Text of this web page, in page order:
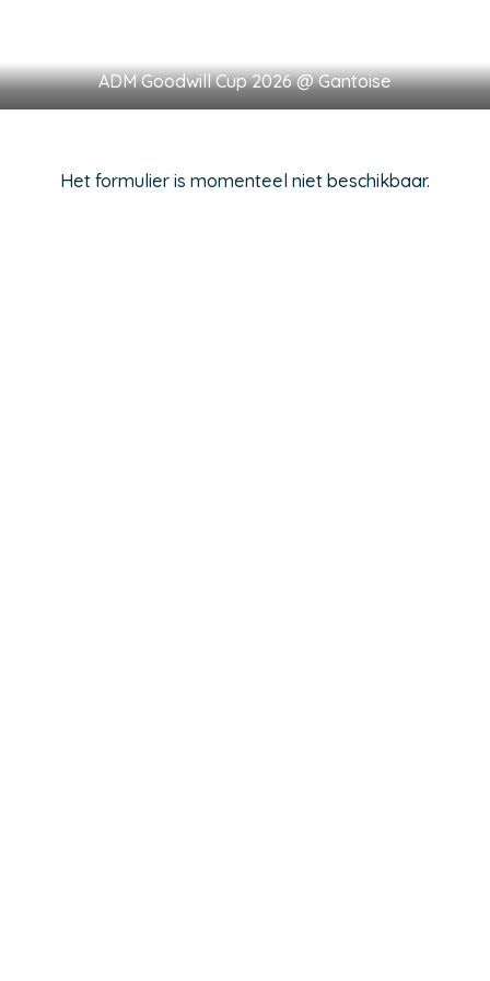
ADM Goodwill Cup 2026 @ Gantoise
Het formulier is momenteel niet beschikbaar.